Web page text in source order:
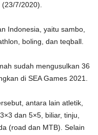
7/2020).
Indonesia, yaitu sambo,
boling, dan teqball.
sudah mengusulkan 36
di SEA Games 2021.
antara lain atletik,
dan 5×5, biliar, tinju,
(road dan MTB). Selain